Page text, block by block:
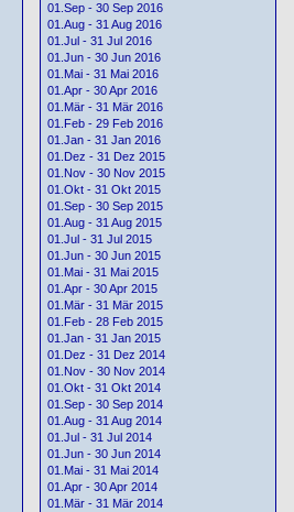
01.Sep - 30 Sep 2016
01.Aug - 31 Aug 2016
01.Jul - 31 Jul 2016
01.Jun - 30 Jun 2016
01.Mai - 31 Mai 2016
01.Apr - 30 Apr 2016
01.Mär - 31 Mär 2016
01.Feb - 29 Feb 2016
01.Jan - 31 Jan 2016
01.Dez - 31 Dez 2015
01.Nov - 30 Nov 2015
01.Okt - 31 Okt 2015
01.Sep - 30 Sep 2015
01.Aug - 31 Aug 2015
01.Jul - 31 Jul 2015
01.Jun - 30 Jun 2015
01.Mai - 31 Mai 2015
01.Apr - 30 Apr 2015
01.Mär - 31 Mär 2015
01.Feb - 28 Feb 2015
01.Jan - 31 Jan 2015
01.Dez - 31 Dez 2014
01.Nov - 30 Nov 2014
01.Okt - 31 Okt 2014
01.Sep - 30 Sep 2014
01.Aug - 31 Aug 2014
01.Jul - 31 Jul 2014
01.Jun - 30 Jun 2014
01.Mai - 31 Mai 2014
01.Apr - 30 Apr 2014
01.Mär - 31 Mär 2014